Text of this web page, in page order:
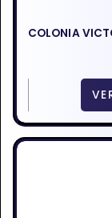
COLONIA